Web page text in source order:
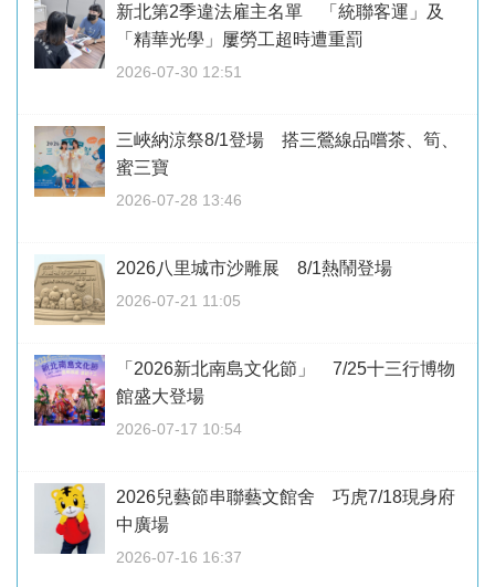
新北第2季違法雇主名單 「統聯客運」及
「精華光學」屢勞工超時遭重罰
2026-07-30 12:51
三峽納涼祭8/1登場 搭三鶯線品嚐茶、筍、
蜜三寶
2026-07-28 13:46
2026八里城市沙雕展 8/1熱鬧登場
2026-07-21 11:05
「2026新北南島文化節」 7/25十三行博物
館盛大登場
2026-07-17 10:54
2026兒藝節串聯藝文館舍 巧虎7/18現身府
中廣場
2026-07-16 16:37